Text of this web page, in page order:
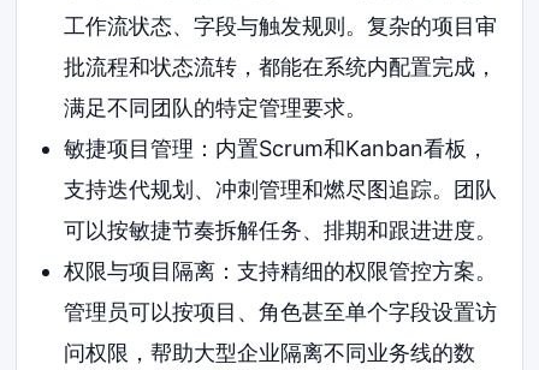
工作流状态、字段与触发规则。复杂的项目审
批流程和状态流转，都能在系统内配置完成，
满足不同团队的特定管理要求。
敏捷项目管理：内置Scrum和Kanban看板，
支持迭代规划、冲刺管理和燃尽图追踪。团队
可以按敏捷节奏拆解任务、排期和跟进进度。
权限与项目隔离：支持精细的权限管控方案。
管理员可以按项目、角色甚至单个字段设置访
问权限，帮助大型企业隔离不同业务线的数